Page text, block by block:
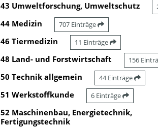
43 Umweltforschung, Umweltschutz
44 Medizin 707 Einträge
46 Tiermedizin 11 Einträge
48 Land- und Forstwirtschaft 156
50 Technik allgemein 44 Einträge
51 Werkstoffkunde 6 Einträge
52 Maschinenbau, Energietechnik,
Fertigungstechnik